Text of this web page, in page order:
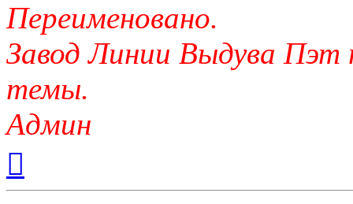
Переименовано.
Завод Линии Выдува Пэт
темы.
Админ
началу